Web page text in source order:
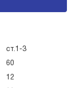
ст.1-3
60
12